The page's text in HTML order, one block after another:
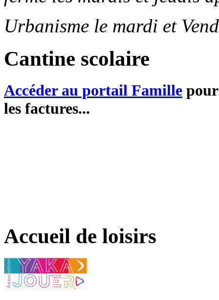
Urbanisme le mardi et
Cantine scolaire
Accéder au portail Famille
les factures...
Accueil de loisirs